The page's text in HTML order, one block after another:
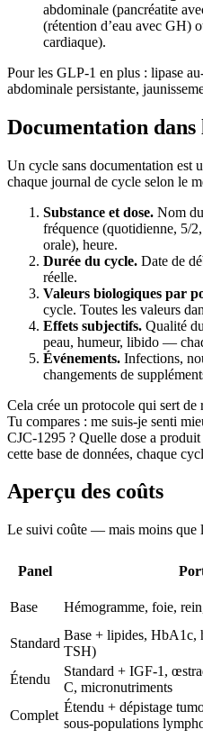
abdominale (pancréatite
(rétention d’eau avec GH)
cardiaque).
Pour les GLP-1 en plus : lipase
abdominale persistante,
Documentation dans
Un cycle sans documentation est
chaque journal de cycle selon le
Substance et dose. Nom
fréquence (quotidienne, 5/
orale), heure.
Durée du cycle. Date de
réelle.
Valeurs biologiques par
cycle. Toutes les valeurs
Effets subjectifs. Qualité
peau, humeur, libido —
Événements. Infections,
changements de
Cela crée un protocole qui sert de
Tu compares : me suis-je senti
CJC-1295 ? Quelle dose a produit
cette base de données, chaque
Aperçu des coûts
Le suivi coûte — mais moins que
Panel
Base
Hémogramme, foie,
Standard
Base + lipides, HbA1c,
TSH)
Étendu
Standard + IGF-1,
C, micronutriments
Complet
Étendu + dépistage
sous-populations